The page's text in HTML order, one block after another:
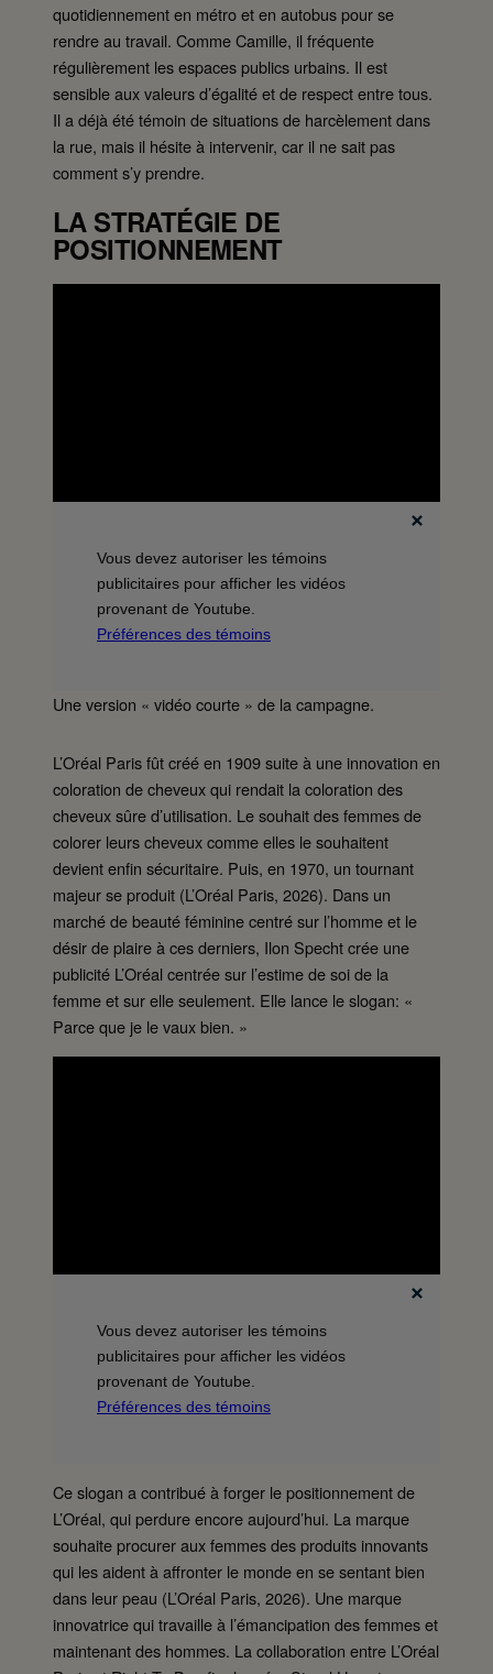
quotidiennement en métro et en autobus pour se
rendre au travail. Comme Camille, il fréquente
régulièrement les espaces publics urbains. Il est
sensible aux valeurs d’égalité et de respect entre tous.
Il a déjà été témoin de situations de harcèlement dans
la rue, mais il hésite à intervenir, car il ne sait pas
comment s’y prendre.
LA STRATÉGIE DE
POSITIONNEMENT
Vous devez autoriser les témoins
publicitaires pour afficher les vidéos
provenant de Youtube.
Préférences des témoins
Une version « vidéo courte » de la campagne.
L’Oréal Paris fût créé en 1909 suite à une innovation en
coloration de cheveux qui rendait la coloration des
cheveux sûre d’utilisation. Le souhait des femmes de
colorer leurs cheveux comme elles le souhaitent
devient enfin sécuritaire. Puis, en 1970, un tournant
majeur se produit (L’Oréal Paris, 2026). Dans un
marché de beauté féminine centré sur l’homme et le
désir de plaire à ces derniers, Ilon Specht crée une
publicité L’Oréal centrée sur l’estime de soi de la
femme et sur elle seulement. Elle lance le slogan: «
Parce que je le vaux bien. »
Vous devez autoriser les témoins
publicitaires pour afficher les vidéos
provenant de Youtube.
Préférences des témoins
Ce slogan a contribué à forger le positionnement de
L’Oréal, qui perdure encore aujourd’hui. La marque
souhaite procurer aux femmes des produits innovants
qui les aident à affronter le monde en se sentant bien
dans leur peau (L’Oréal Paris, 2026). Une marque
innovatrice qui travaille à l’émancipation des femmes et
maintenant des hommes. La collaboration entre L’Oréal